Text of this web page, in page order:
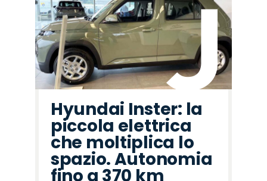
Hyundai Inster: la
piccola elettrica
che moltiplica lo
spazio. Autonomia
fino a 370 km